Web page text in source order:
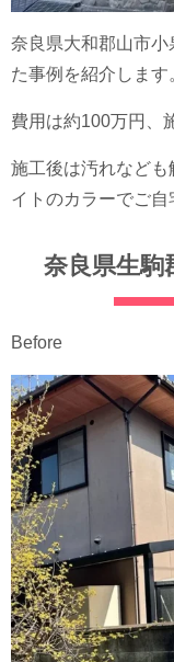
奈良県大和郡山市
た事例を紹介します
費用は約100万円、
施工後は汚れなど
イトのカラーでご自
奈良県生駒
Before